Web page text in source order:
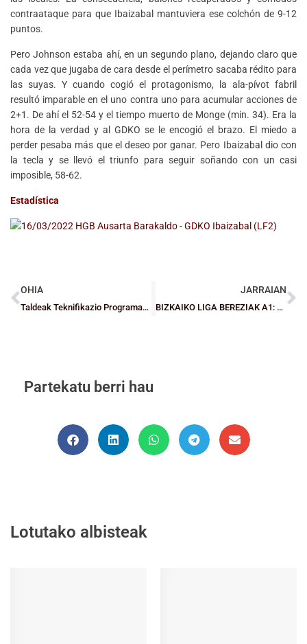
contraataque para que Ibaizabal mantuviera ese colchón de 9-12
puntos.
Pero Johnson estaba ahí, en un segundo plano, dejando claro que
cada vez que jugaba de cara desde el perímetro sacaba rédito para
las suyas. Y cuando cogió el protagonismo, la ala-pívot fabril
resultó imparable en el uno contra uno para acumular acciones de
2+1. De ahí el 52-54 y el tiempo muerto de Monge (min. 34). Era la
hora de la verdad y al GDKO se le encogió el brazo. El miedo a
perder pesaba más que el deseo por ganar. Pero Ibaizabal dio con
la tecla y se llevó el triunfo para seguir soñando con un casi
imposible, 58-62.
Estadística
OHIA
Taldeak Teknifikazio Programan finkatzen dira
JARRAIAN
BIZKAIKO LIGA BEREZIAK A1: Bideobloga – 9. jardunaldiaren laburpena
Partekatu berri hau
Lotutako albisteak